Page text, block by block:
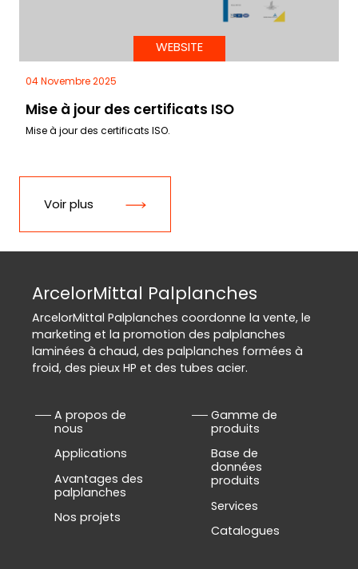
WEBSITE
04 Novembre 2025
Mise à jour des certificats ISO
Mise à jour des certificats ISO.
Voir plus
ArcelorMittal Palplanches
ArcelorMittal Palplanches coordonne la vente, le
marketing et la promotion des palplanches
laminées à chaud, des palplanches formées à
froid, des pieux HP et des tubes acier.
A propos de
nous
Applications
Avantages des
palplanches
Nos projets
Gamme de
produits
Base de
données
produits
Services
Catalogues